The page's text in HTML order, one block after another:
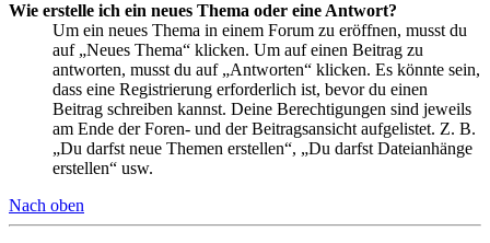
Wie erstelle ich ein neues Thema oder eine Antwort?
Um ein neues Thema in einem Forum zu eröffnen, musst du
auf „Neues Thema“ klicken. Um auf einen Beitrag zu
antworten, musst du auf „Antworten“ klicken. Es könnte sein,
dass eine Registrierung erforderlich ist, bevor du einen
Beitrag schreiben kannst. Deine Berechtigungen sind jeweils
am Ende der Foren- und der Beitragsansicht aufgelistet. Z. B.
„Du darfst neue Themen erstellen“, „Du darfst Dateianhänge
erstellen“ usw.
Nach oben